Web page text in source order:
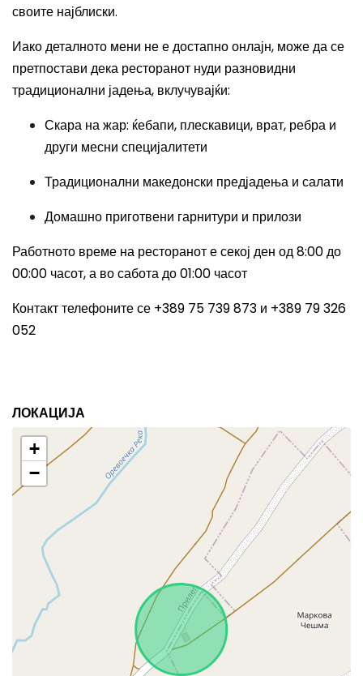
своите најблиски.
Иако деталното мени не е достапно онлајн, може да се
претпостави дека ресторанот нуди разновидни
традиционални јадења, вклучувајќи:
Скара на жар: ќебапи, плескавици, врат, ребра и
други месни специјалитети
Традиционални македонски предјадења и салати
Домашно приготвени гарнитури и прилози
Работното време на ресторанот е секој ден од 8:00 до
00:00 часот, а во сабота до 01:00 часот
Контакт телефоните се +389 75 739 873 и +389 79 326
052
ЛОКАЦИЈА
+
−